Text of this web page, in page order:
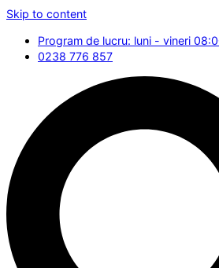
Skip to content
Program de lucru: luni - vineri
0238 776 857